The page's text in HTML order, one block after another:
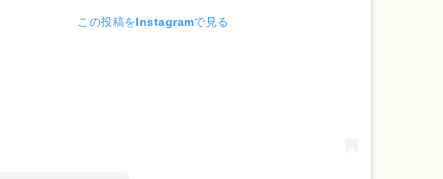
この投稿をInstagramで見る